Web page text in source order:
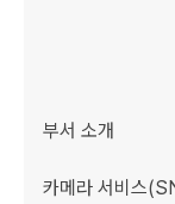
부서 소개
카메라 서비스